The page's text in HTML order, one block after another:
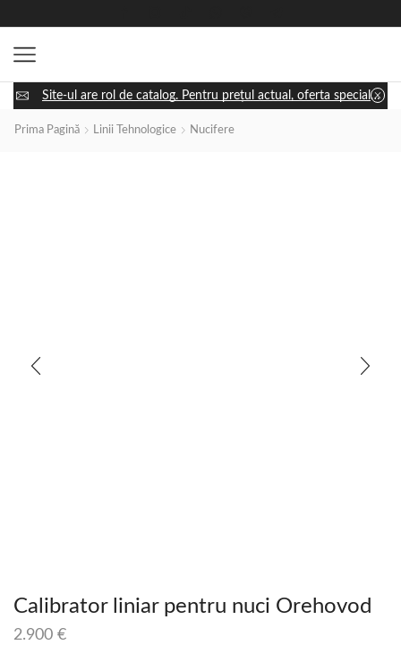
Site-ul are rol de catalog. Pentru prețul actual, oferta specială și disponibilitatea utilajului, apasă „Cere ofertă” și discută cu un consultant.
Prima Pagină Linii Tehnologice Nucifere
Calibrator liniar pentru nuci Orehovod
2.900 €